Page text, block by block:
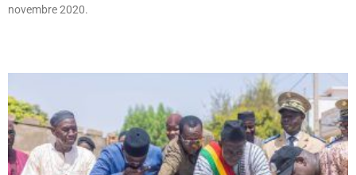
novembre 2020.